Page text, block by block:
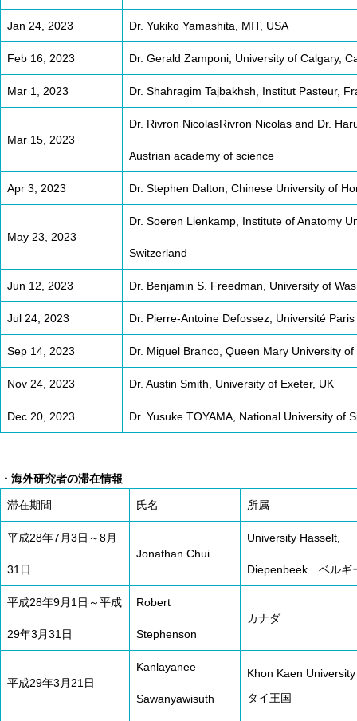
Jan 24, 2023 Dr. Yukiko Yamashita, MIT, USA
Feb 16, 2023 Dr. Gerald Zamponi, University of Calgary,
Mar 1, 2023 Dr. Shahragim Tajbakhsh, Institut Pasteur,
Mar 15, 2023
Dr. Rivron NicolasRivron Nicolas and Dr.
Austrian academy of science
Apr 3, 2023 Dr. Stephen Dalton, Chinese University of
May 23, 2023
Dr. Soeren Lienkamp, Institute of Anatomy
Switzerland
Jun 12, 2023 Dr. Benjamin S. Freedman, University of
Jul 24, 2023 Dr. Pierre-Antoine Defossez, Université
Sep 14, 2023 Dr. Miguel Branco, Queen Mary University
Nov 24, 2023 Dr. Austin Smith, University of Exeter, UK
Dec 20, 2023 Dr. Yusuke TOYAMA, National University of
・海外研究者の滞在情報
滞在期間 氏名 所属
平成28年7月3日～8月
31日
Jonathan Chui
University Hasselt,
Diepenbeek ベルギ
平成28年9月1日～平成
29年3月31日
Robert
Stephenson
カナダ
平成29年3月21日
Kanlayanee
Sawanyawisuth
Khon Kaen University
タイ王国